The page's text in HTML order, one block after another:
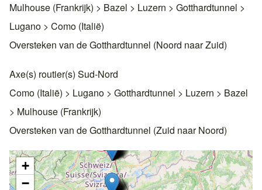
Mulhouse (Frankrijk) > Bazel > Luzern > Gotthardtunnel >
Lugano > Como (Italië)
Oversteken van de Gotthardtunnel (Noord naar Zuid)
Axe(s) routier(s) Sud-Nord
Como (Italië) > Lugano > Gotthardtunnel > Luzern > Bazel
> Mulhouse (Frankrijk)
Oversteken van de Gotthardtunnel (Zuid naar Noord)
+
−